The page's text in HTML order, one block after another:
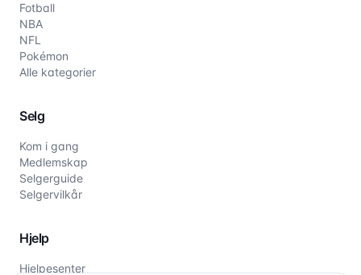
Fotball
NBA
NFL
Pokémon
Alle kategorier
Selg
Kom i gang
Medlemskap
Selgerguide
Selgervilkår
Hjelp
Hjelpesenter